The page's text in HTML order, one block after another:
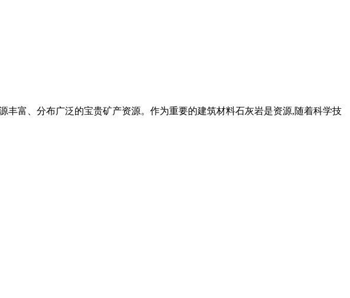
富、分布广泛的宝贵矿产资源。作为重要的建筑材料石灰岩是资源,随着科学技